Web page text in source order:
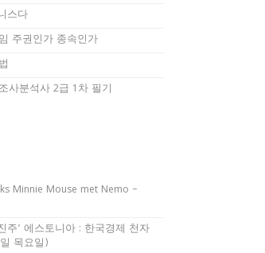
스다
주권인가 종속인가
사분석사 2급 1차 필기
Minnie Mouse met Nemo –
주’ 에스토니아 : 한국경제 천자
목요일)